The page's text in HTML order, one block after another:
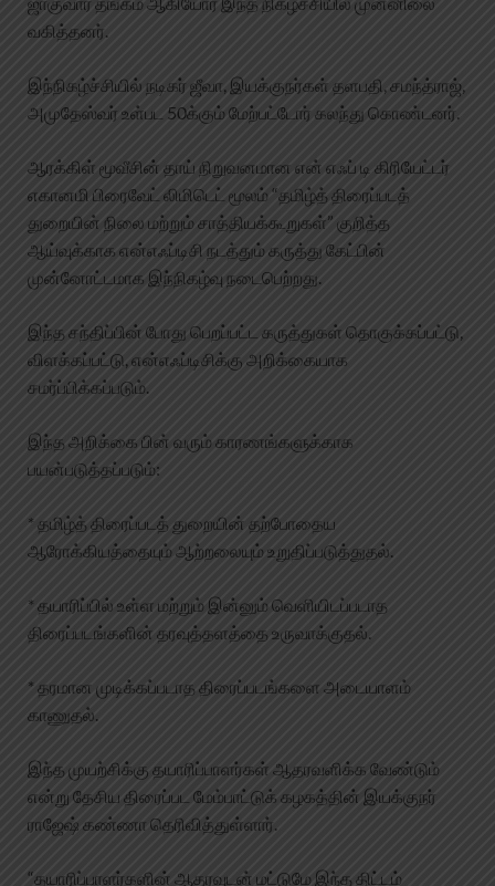
வகித்தனர்.
இந்நிகழ்ச்சியில் நடிகர் ஜீவா, இயக்குநர்கள் தளபதி, சமந்த்ராஜ்,
அமுதேஸ்வர் உள்பட 50க்கும் மேற்பட்டோர் கலந்து கொண்டனர்.
ஆரக்கிள் மூவீசின் தாய் நிறுவனமான என் எஃப் டி கிரியேட்டர்
எகானமி பிரைவேட் லிமிடெட் மூலம் “தமிழ்த் திரைப்படத்
துறையின் நிலை மற்றும் சாத்தியக்கூறுகள்” குறித்த
ஆய்வுக்காக என்எஃப்டிசி நடத்தும் கருத்து கேட்பின்
முன்னோட்டமாக இந்நிகழ்வு நடைபெற்றது.
இந்த சந்திப்பின் போது பெறப்பட்ட கருத்துகள் தொகுக்கப்பட்டு,
விளக்கப்பட்டு, என்எஃப்டிசிக்கு அறிக்கையாக
சமர்ப்பிக்கப்படும்.
இந்த அறிக்கை பின் வரும் காரணங்களுக்காக
பயன்படுத்தப்படும்:
* தமிழ்த் திரைப்படத் துறையின் தற்போதைய
ஆரோக்கியத்தையும் ஆற்றலையும் உறுதிப்படுத்துதல்.
* தயாரிப்பில் உள்ள மற்றும் இன்னும் வெளியிடப்படாத
திரைப்படங்களின் தரவுத்தளத்தை உருவாக்குதல்.
* தரமான முடிக்கப்படாத திரைப்படங்களை அடையாளம்
காணுதல்.
இந்த முயற்சிக்கு தயாரிப்பாளர்கள் ஆதரவளிக்க வேண்டும்
என்று தேசிய திரைப்பட மேம்பாட்டுக் கழகத்தின் இயக்குநர்
ராஜேஷ் கண்ணா தெரிவித்துள்ளார்.
“தயாரிப்பாளர்களின் ஆதரவுடன் மட்டுமே இந்த திட்டம்